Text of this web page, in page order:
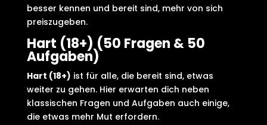
besser kennen und bereit sind, mehr von sich
preiszugeben.
Hart (18+) (50 Fragen & 50
Aufgaben)
Hart (18+) ist für alle, die bereit sind, etwas
weiter zu gehen. Hier erwarten dich neben
klassischen Fragen und Aufgaben auch einige,
die etwas mehr Mut erfordern.